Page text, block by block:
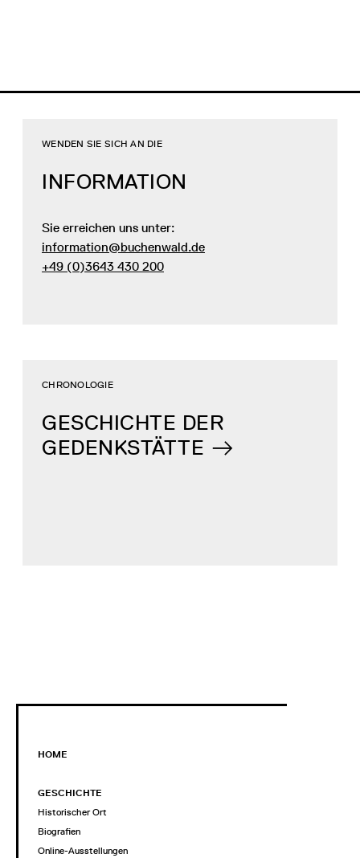
INFORMATION
WENDEN SIE SICH AN DIE
Sie erreichen uns unter:
information@buchenwald.de
+49 (0)3643 430 200
GESCHICHTE DER
GEDENKSTÄTTE
CHRONOLOGIE
HOME
GESCHICHTE
Historischer Ort
Biografien
Online-Ausstellungen